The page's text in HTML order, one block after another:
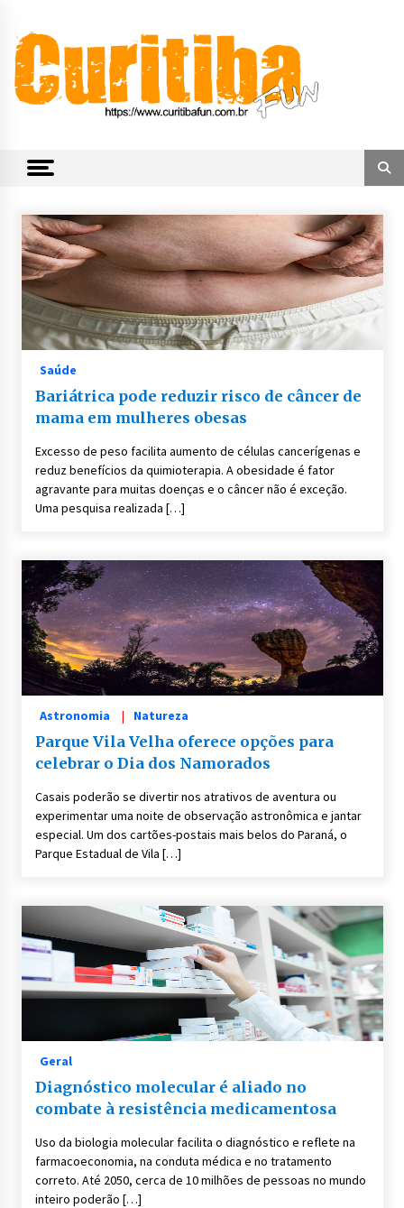
content
CuritibaFun
Saúde
Bariátrica pode reduzir risco de câncer de
mama em mulheres obesas
Excesso de peso facilita aumento de células cancerígenas e
reduz benefícios da quimioterapia. A obesidade é fator
agravante para muitas doenças e o câncer não é exceção.
Uma pesquisa realizada […]
Astronomia Natureza
Parque Vila Velha oferece opções para
celebrar o Dia dos Namorados
Casais poderão se divertir nos atrativos de aventura ou
experimentar uma noite de observação astronômica e jantar
especial. Um dos cartões-postais mais belos do Paraná, o
Parque Estadual de Vila […]
Geral
Diagnóstico molecular é aliado no
combate à resistência medicamentosa
Uso da biologia molecular facilita o diagnóstico e reflete na
farmacoeconomia, na conduta médica e no tratamento
correto. Até 2050, cerca de 10 milhões de pessoas no mundo
inteiro poderão […]